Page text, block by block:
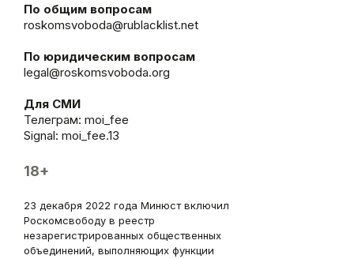
По общим вопросам
roskomsvoboda@rublacklist.net
По юридическим вопросам
legal@roskomsvoboda.org
Для СМИ
Телеграм: moi_fee
Signal: moi_fee.13
18+
23 декабря 2022 года Минюст включил
Роскомсвободу в реестр
незарегистрированных общественных
объединений, выполняющих функции